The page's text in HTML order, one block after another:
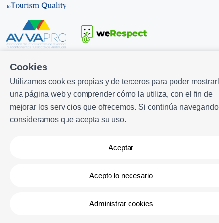
Cookies
Utilizamos cookies propias y de terceros para poder
una página web y comprender cómo la utiliza, con el fin de
mejorar los servicios que ofrecemos. Si continúa
consideramos que acepta su uso.
Aceptar
Acepto lo necesario
Administrar cookies
Desarrollado por
Todos los derechos reservados
Aviso legal| Política de privacidad | Política de cookies